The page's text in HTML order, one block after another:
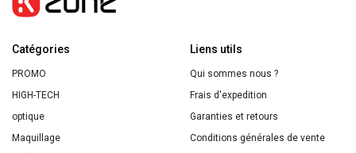
Algue
&
Criste
Marine
390ml
Catégories
PROMO
HIGH-TECH
optique
Maquillage
Liens utils
Qui sommes nous ?
Frais d'expedition
Garanties et retours
Conditions générales de vente